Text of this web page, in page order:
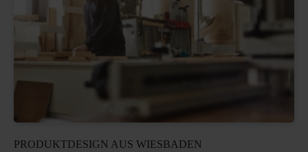
PRODUKTDESIGN AUS WIESBADEN